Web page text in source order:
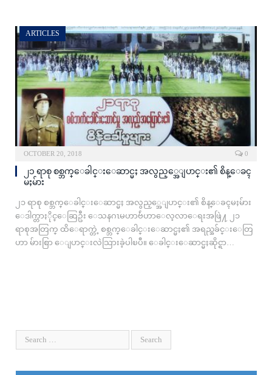
ARTICLES
OCTOBER 20, 2018 0
၂၁ ရာစု စစ္ဘက္ေခါင္းေဆာင္မႈ အလွည့္အေျပာင္း၏ စိန္ေခၚ
မႈမ်ား
၂၁ ရာစု စစ္ဘက္ေခါင္းေဆာင္မႈ အလွည့္အေျပာင္း၏ စိန္ေခၚမႈမ်ား
ေဒါက္တာႏိုင္ေဆြဦး ေသနဂၤမဟာဗ်ဴဟာေလ့လာေရးအဖြဲ႔ ၂၁
ရာစုအတြက္ ထိေရာက္တဲ့ စစ္ဘက္ေခါင္းေဆာင္မႈ၏ အရည္အခ်င္းေတြ
ဟာ မ်ားစြာ ေျပာင္းလဲသြားခဲ့ပါၿပီ။ ေခါင္းေဆာင္မႈဆိုင္ရာ…